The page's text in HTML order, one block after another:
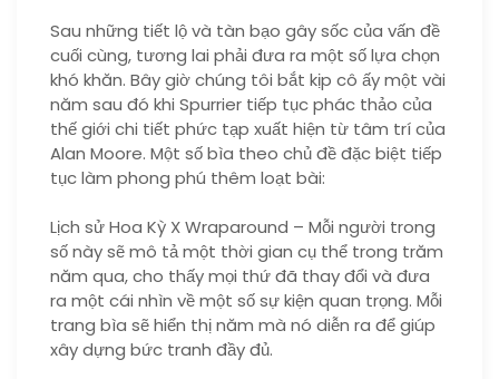
Sau những tiết lộ và tàn bạo gây sốc của vấn đề
cuối cùng, tương lai phải đưa ra một số lựa chọn
khó khăn. Bây giờ chúng tôi bắt kịp cô ấy một vài
năm sau đó khi Spurrier tiếp tục phác thảo của
thế giới chi tiết phức tạp xuất hiện từ tâm trí của
Alan Moore. Một số bìa theo chủ đề đặc biệt tiếp
tục làm phong phú thêm loạt bài:
Lịch sử Hoa Kỳ X Wraparound – Mỗi người trong
số này sẽ mô tả một thời gian cụ thể trong trăm
năm qua, cho thấy mọi thứ đã thay đổi và đưa
ra một cái nhìn về một số sự kiện quan trọng. Mỗi
trang bìa sẽ hiển thị năm mà nó diễn ra để giúp
xây dựng bức tranh đầy đủ.